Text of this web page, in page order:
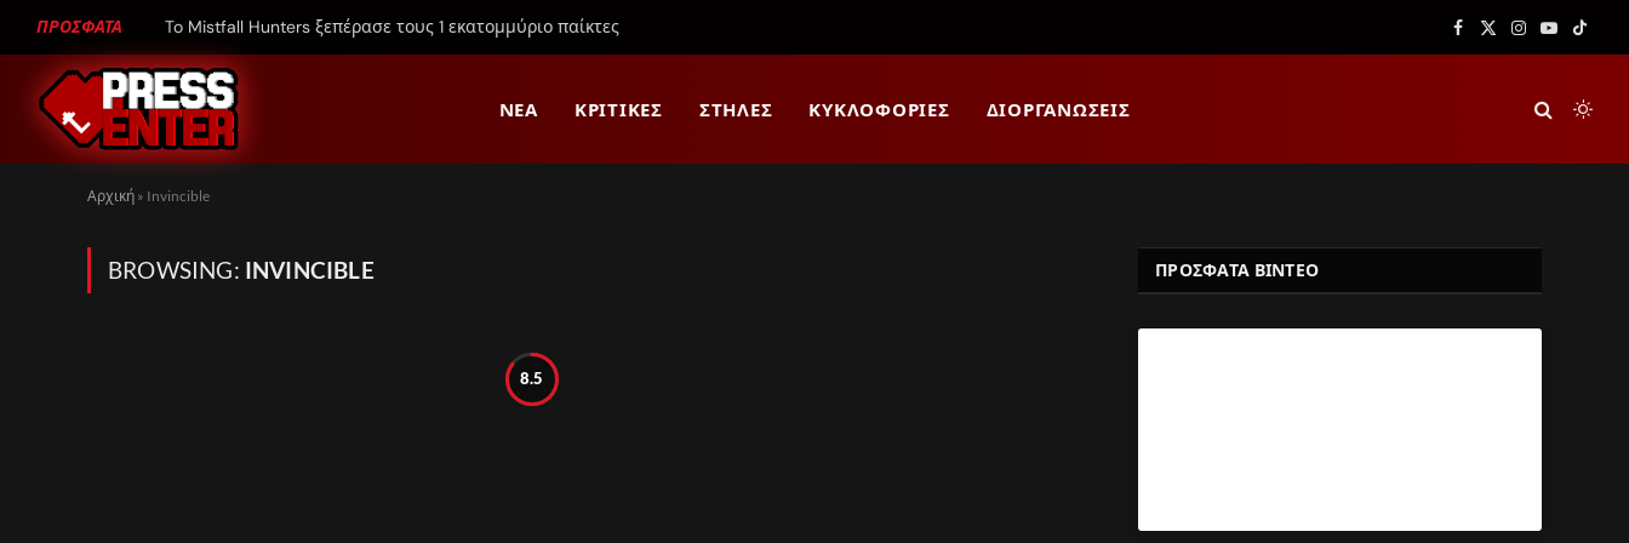
ΠΡΟΣΦΑΤΑ To Mistfall Hunters ξεπέρασε τους 1 εκατομμύριο παίκτες Facebook
X
Instagram
YouTube
TikTok
ΝΈΑ ΚΡΙΤΙΚΈΣ ΣΤΉΛΕΣ ΚΥΚΛΟΦΟΡΊΕΣ ΔΙΟΡΓΑΝΏΣΕΙΣ
Αρχική » Invincible
BROWSING: INVINCIBLE
8.5
ΠΡΟΣΦΑΤΑ ΒΙΝΤΕΟ